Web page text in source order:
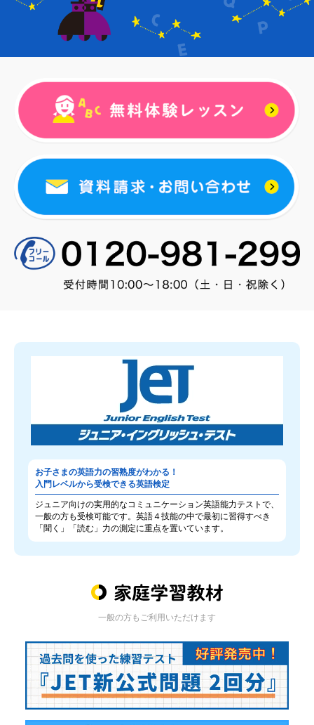
お子さまの英語力の習熟度がわかる！
入門レベルから受検できる英語検定
ジュニア向けの実用的なコミュニケーション英語能力テストで、
一般の方も受検可能です。英語４技能の中で最初に習得すべき
「聞く」「読む」力の測定に重点を置いています。
一般の方もご利用いただけます